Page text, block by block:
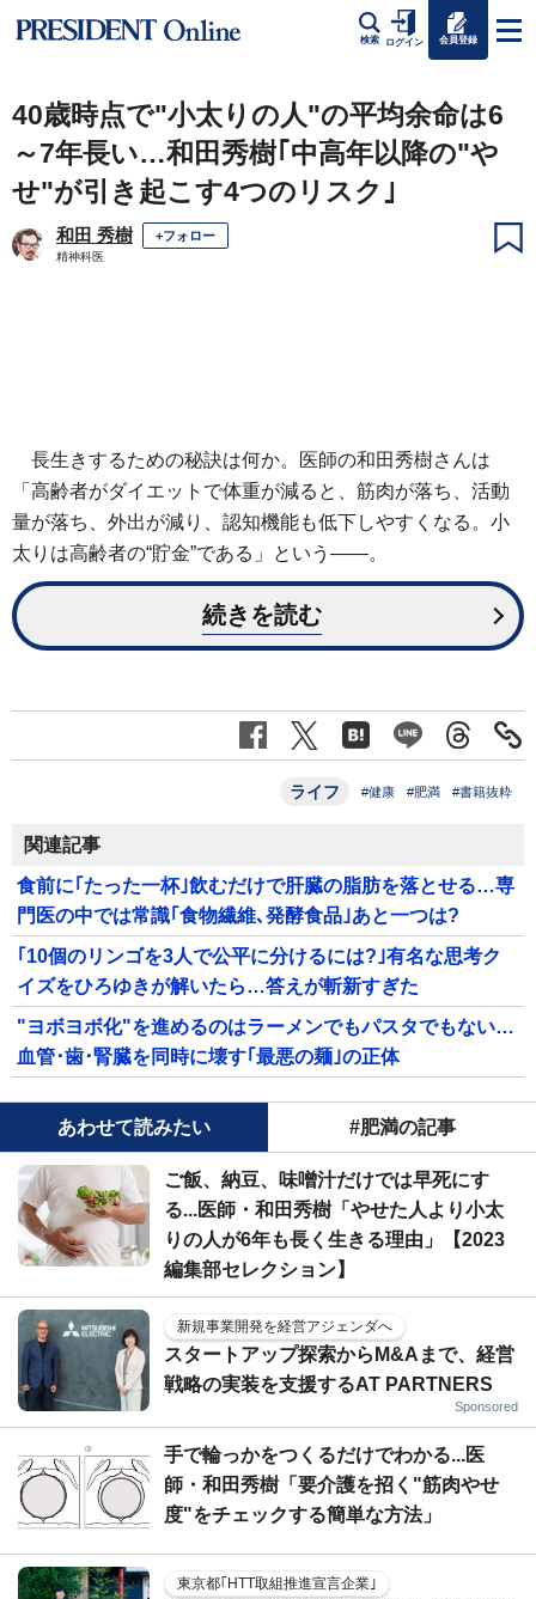
検索 ログイン 会員登録
40歳時点で"小太りの人"の平均余命は6
～7年長い…和田秀樹｢中高年以降の"や
せ"が引き起こす4つのリスク｣
和田 秀樹 +フォロー
精神科医
長生きするための秘訣は何か。医師の和田秀樹さんは
「高齢者がダイエットで体重が減ると、筋肉が落ち、活動
量が落ち、外出が減り、認知機能も低下しやすくなる。小
太りは高齢者の“貯金”である」という――。
続きを読む
ライフ #健康 #肥満 #書籍抜粋
関連記事
食前に｢たった一杯｣飲むだけで肝臓の脂肪を落とせる…専
門医の中では常識｢食物繊維､発酵食品｣あと一つは?
｢10個のリンゴを3人で公平に分けるには?｣有名な思考ク
イズをひろゆきが解いたら…答えが斬新すぎた
"ヨボヨボ化"を進めるのはラーメンでもパスタでもない…
血管･歯･腎臓を同時に壊す｢最悪の麺｣の正体
あわせて読みたい #肥満の記事
ご飯、納豆、味噌汁だけでは早死にす
る...医師・和田秀樹「やせた人より小太
りの人が6年も長く生きる理由」【2023
編集部セレクション】
新規事業開発を経営アジェンダへ
スタートアップ探索からM&Aまで、経営
戦略の実装を支援するAT PARTNERS
Sponsored
手で輪っかをつくるだけでわかる...医
師・和田秀樹「要介護を招く"筋肉やせ
度"をチェックする簡単な方法」
東京都｢HTT取組推進宣言企業｣